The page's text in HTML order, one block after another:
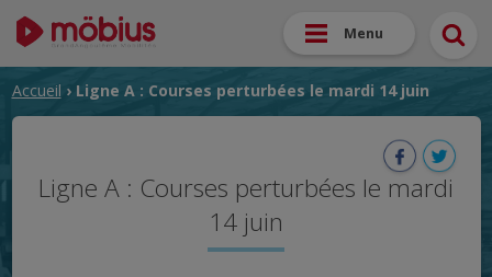
Menu
Accueil › Ligne A : Courses perturbées le mardi 14 juin
Ligne A : Courses perturbées le mardi
14 juin